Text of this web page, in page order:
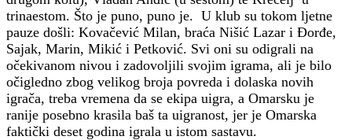
trinaestom. Što je puno, puno je. U klub su tokom ljetne
pauze došli: Kovačević Milan, braća Nišić Lazar i Đorđe,
Sajak, Marin, Mikić i Petković. Svi oni su odigrali na
očekivanom nivou i zadovoljili svojim igrama, ali je bilo
očigledno zbog velikog broja povreda i dolaska novih
igrača, treba vremena da se ekipa uigra, a Omarsku je
ranije posebno krasila baš ta uigranost, jer je Omarska
faktički deset godina igrala u istom sastavu.